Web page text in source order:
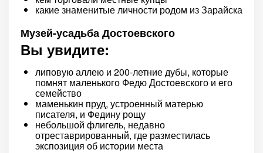
какие знаменитые личности родом из Зарайска
Музей-усадьба Достоевского
Вы увидите:
липовую аллею и 200-летние дубы, которые
помнят маленького Федю Достоевского и его
семейство
маменькин пруд, устроенный матерью
писателя, и Федину рощу
небольшой флигель, недавно
отреставрированный, где разместилась
экспозиция об истории места